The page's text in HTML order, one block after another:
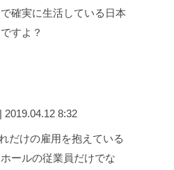
確実に生活している日本
すよ？
2019.04.12 8:32
だけの雇用を抱えている
ールの従業員だけでな